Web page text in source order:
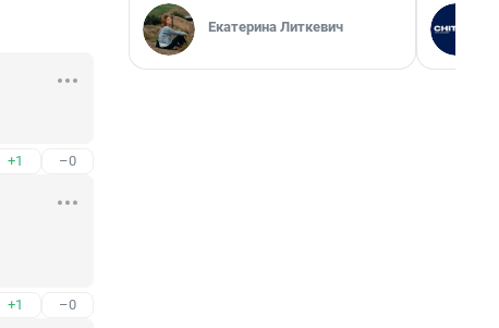
+1 –0
+1 –0
Екатерина Литкевич